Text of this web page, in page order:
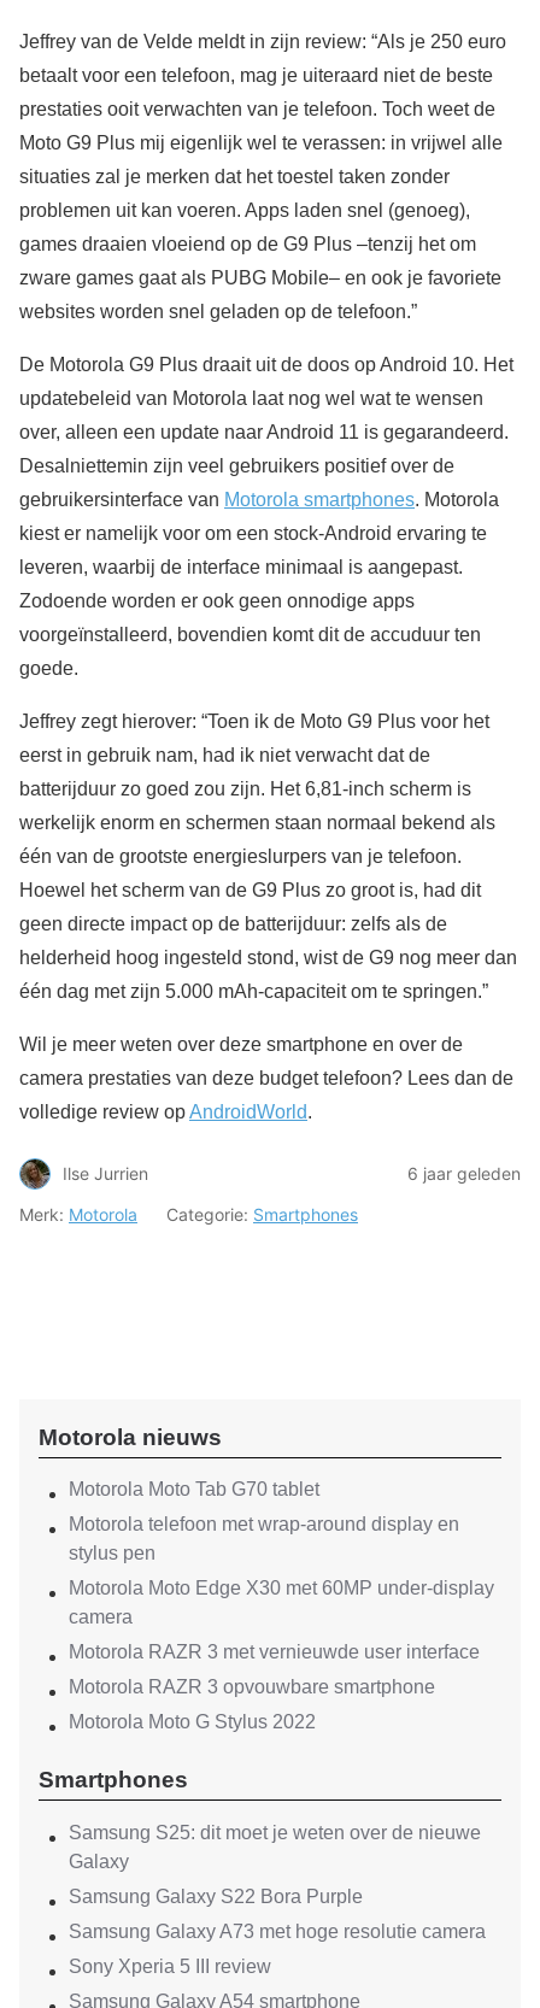
Jeffrey van de Velde meldt in zijn review: “Als je 250 euro
betaalt voor een telefoon, mag je uiteraard niet de beste
prestaties ooit verwachten van je telefoon. Toch weet de
Moto G9 Plus mij eigenlijk wel te verassen: in vrijwel alle
situaties zal je merken dat het toestel taken zonder
problemen uit kan voeren. Apps laden snel (genoeg),
games draaien vloeiend op de G9 Plus –tenzij het om
zware games gaat als PUBG Mobile– en ook je favoriete
websites worden snel geladen op de telefoon.”
De Motorola G9 Plus draait uit de doos op Android 10. Het
updatebeleid van Motorola laat nog wel wat te wensen
over, alleen een update naar Android 11 is gegarandeerd.
Desalniettemin zijn veel gebruikers positief over de
gebruikersinterface van Motorola smartphones. Motorola
kiest er namelijk voor om een stock-Android ervaring te
leveren, waarbij de interface minimaal is aangepast.
Zodoende worden er ook geen onnodige apps
voorgeïnstalleerd, bovendien komt dit de accuduur ten
goede.
Jeffrey zegt hierover: “Toen ik de Moto G9 Plus voor het
eerst in gebruik nam, had ik niet verwacht dat de
batterijduur zo goed zou zijn. Het 6,81-inch scherm is
werkelijk enorm en schermen staan normaal bekend als
één van de grootste energieslurpers van je telefoon.
Hoewel het scherm van de G9 Plus zo groot is, had dit
geen directe impact op de batterijduur: zelfs als de
helderheid hoog ingesteld stond, wist de G9 nog meer dan
één dag met zijn 5.000 mAh-capaciteit om te springen.”
Wil je meer weten over deze smartphone en over de
camera prestaties van deze budget telefoon? Lees dan de
volledige review opAndroidWorld.
Ilse Jurrien
6 jaar geleden
Merk: Motorola Categorie: Smartphones
Motorola nieuws
Motorola Moto Tab G70 tablet
Motorola telefoon met wrap-around display en
stylus pen
Motorola Moto Edge X30 met 60MP under-display
camera
Motorola RAZR 3 met vernieuwde user interface
Motorola RAZR 3 opvouwbare smartphone
Motorola Moto G Stylus 2022
Smartphones
Samsung S25: dit moet je weten over de nieuwe
Galaxy
Samsung Galaxy S22 Bora Purple
Samsung Galaxy A73 met hoge resolutie camera
Sony Xperia 5 III review
Samsung Galaxy A54 smartphone